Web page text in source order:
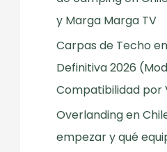
y Marga Marga TV
Carpas de Techo
Definitiva 2026
Compatibilidad por
Overlanding en
empezar y qué